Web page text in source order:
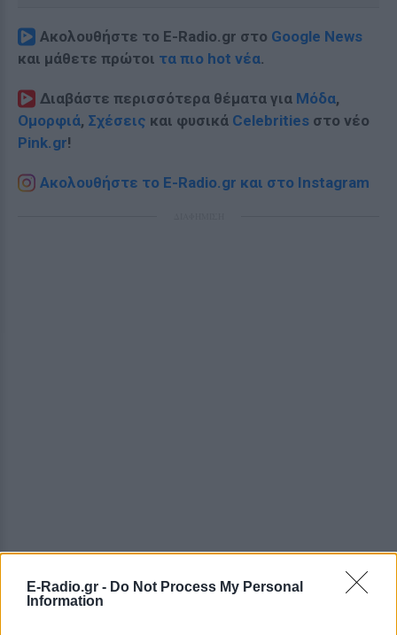
E-Radio.gr - Do Not Process My Personal
Information
Ακολουθήστε το E-Radio.gr στο Google News
και μάθετε πρώτοι τα πιο hot νέα.
Διαβάστε περισσότερα θέματα για Μόδα,
Ομορφιά, Σχέσεις και φυσικά Celebrities στο νέο
Pink.gr!
Ακολουθήστε το E-Radio.gr και στο Instagram